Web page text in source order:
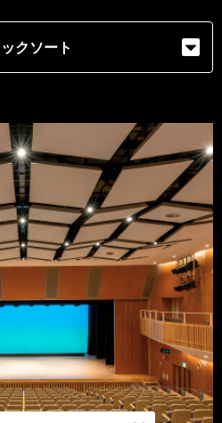
クソート